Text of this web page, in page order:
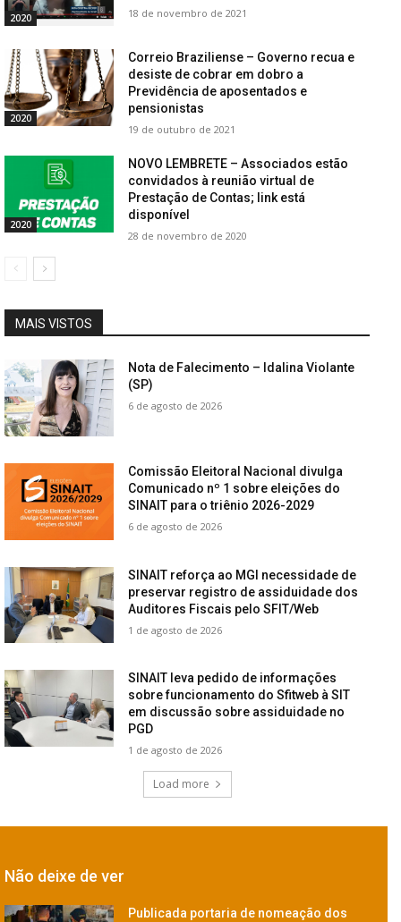
2020 18 de novembro de 2021
2020
Correio Braziliense – Governo recua e
desiste de cobrar em dobro a
Previdência de aposentados e
pensionistas
19 de outubro de 2021
2020
NOVO LEMBRETE – Associados estão
convidados à reunião virtual de
Prestação de Contas; link está
disponível
28 de novembro de 2020
MAIS VISTOS
Nota de Falecimento – Idalina Violante
(SP)
6 de agosto de 2026
Comissão Eleitoral Nacional divulga
Comunicado nº 1 sobre eleições do
SINAIT para o triênio 2026-2029
6 de agosto de 2026
SINAIT reforça ao MGI necessidade de
preservar registro de assiduidade dos
Auditores Fiscais pelo SFIT/Web
1 de agosto de 2026
SINAIT leva pedido de informações
sobre funcionamento do Sfitweb à SIT
em discussão sobre assiduidade no
PGD
1 de agosto de 2026
Load more
Não deixe de ver
Publicada portaria de nomeação dos